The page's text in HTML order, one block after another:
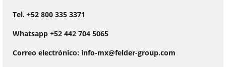
Tel. +52 800 335 3371
Whatsapp +52 442 704 5065
Correo electrónico: info-mx@felder-group.com